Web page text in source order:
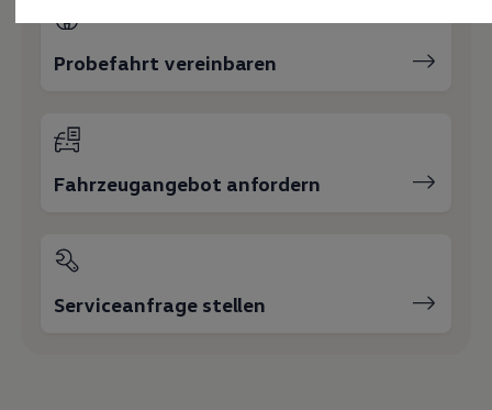
Factory visit
Lifestyle Shop
R-Kollektion
GTI Kollektion
Besitzer und Service
Software Updates
Probefahrt vereinbaren
Fahrzeugangebot anfordern
Serviceanfrage stellen